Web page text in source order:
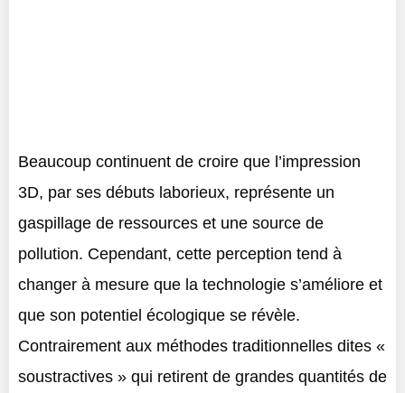
Beaucoup continuent de croire que l’impression
3D, par ses débuts laborieux, représente un
gaspillage de ressources et une source de
pollution. Cependant, cette perception tend à
changer à mesure que la technologie s’améliore et
que son potentiel écologique se révèle.
Contrairement aux méthodes traditionnelles dites «
soustractives » qui retirent de grandes quantités de